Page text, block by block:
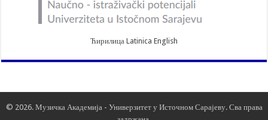
Ћирилица Latinica English
© 2026. Музичка Академија - Универзитет у Источном Сарајеву. Сва права